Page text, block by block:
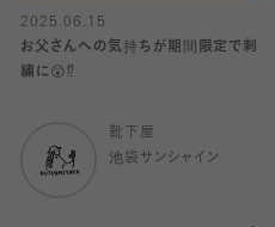
2025.06.15
お父さんへの気持ちが期間限定で刺
繍に😲⁉︎
靴下屋
池袋サンシャイン